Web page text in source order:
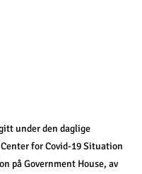
under den daglige
for Covid-19 Situation
på Government House, av